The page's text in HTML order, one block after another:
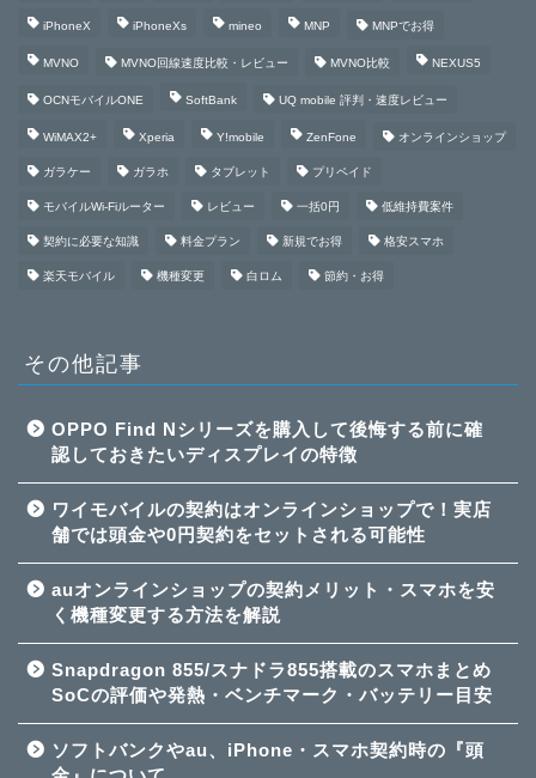
iPhoneX iPhoneXs mineo MNP MNPでお得
MVNO MVNO回線速度比較・レビュー MVNO比較 NEXUS5
OCNモバイルONE SoftBank UQ mobile 評判・速度レビュー
WiMAX2+ Xperia Y!mobile ZenFone オンラインショップ
ガラケー ガラホ タブレット プリペイド
モバイルWi-Fiルーター レビュー 一括0円 低維持費案件
契約に必要な知識 料金プラン 新規でお得 格安スマホ
楽天モバイル 機種変更 白ロム 節約・お得
その他記事
OPPO Find Nシリーズを購入して後悔する前に確
認しておきたいディスプレイの特徴
ワイモバイルの契約はオンラインショップで！実店
舗では頭金や0円契約をセットされる可能性
auオンラインショップの契約メリット・スマホを安
く機種変更する方法を解説
Snapdragon 855/スナドラ855搭載のスマホまとめ
SoCの評価や発熱・ベンチマーク・バッテリー目安
ソフトバンクやau、iPhone・スマホ契約時の『頭